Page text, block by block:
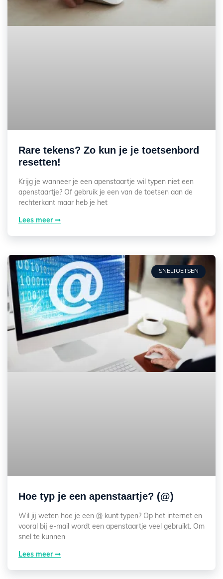
Rare tekens? Zo kun je je toetsenbord
resetten!
Krijg je wanneer je een apenstaartje wil typen niet een
apenstaartje? Of gebruik je een van de toetsen aan de
rechterkant maar heb je het
Lees meer ➞
SNELTOETSEN
Hoe typ je een apenstaartje? (@)
Wil jij weten hoe je een @ kunt typen? Op het internet en
vooral bij e-mail wordt een apenstaartje veel gebruikt. Om
snel te kunnen
Lees meer ➞